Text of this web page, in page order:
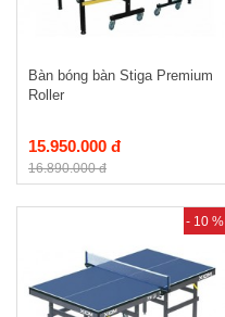
Bàn bóng bàn Stiga Premium
Roller
15.950.000 đ
16.890.000 đ
- 10 %